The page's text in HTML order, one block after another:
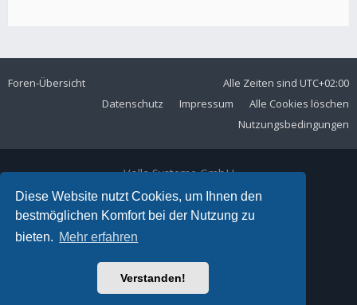
Diese Website nutzt Cookies, um Ihnen den
bestmöglichen Komfort bei der Nutzung zu
bieten. Mehr erfahren
Verstanden!
Foren-Übersicht Alle Zeiten sind UTC+02:00
Alle Cookies löschen
Impressum
Datenschutz
Nutzungsbedingungen
Volla Systeme GmbH
Kölner Straße 102
42897 Remscheid
Telefon:+49 2191 59897 61
E-Mail:
Ariki Theme by